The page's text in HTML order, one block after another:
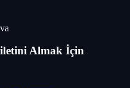
Almak İçin